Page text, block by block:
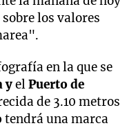
los valores
en la que se
yelPuerto de
de 3.10 metros
tendrá una marca